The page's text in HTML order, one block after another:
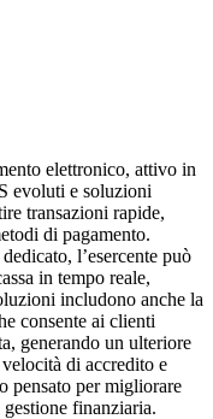
elettronico, attivo in
evoluti e soluzioni
transazioni rapide,
di pagamento.
l’esercente può
in tempo reale,
includono anche la
consente ai clienti
generando un ulteriore
di accredito e
pensato per migliorare
finanziaria.